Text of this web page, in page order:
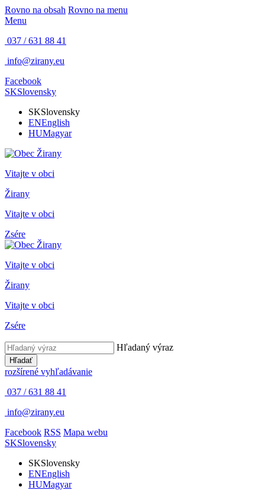
Rovno na obsah Rovno na menu
Menu
037 / 631 88 41
info@zirany.eu
Facebook
SKSlovensky
SKSlovensky
ENEnglish
HUMagyar
Vitajte v obci
Žirany
Vitajte v obci
Zsére
Vitajte v obci
Žirany
Vitajte v obci
Zsére
Hľadaný výraz
Hľadať
rozšírené vyhľadávanie
037 / 631 88 41
info@zirany.eu
Facebook RSS Mapa webu
SKSlovensky
SKSlovensky
ENEnglish
HUMagyar